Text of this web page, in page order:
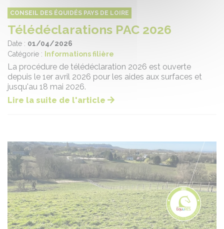
CONSEIL DES ÉQUIDÉS PAYS DE LOIRE
Télédéclarations PAC 2026
Date : 01/04/2026
Catégorie : Informations filière
La procédure de télédéclaration 2026 est ouverte
depuis le 1er avril 2026 pour les aides aux surfaces et
jusqu'au 18 mai 2026.
Lire la suite de l'article